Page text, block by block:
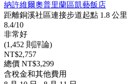
納許維爾奧普里蘭區凱藝飯店
距離銅溪社區連接步道起點 1.8 公里
8.4/10
非常好
(1,452 則評論)
NT$2,757
總價 NT$3,299
含稅金和其他費用